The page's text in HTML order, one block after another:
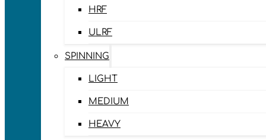
HRF
ULRF
SPINNING
LIGHT
MEDIUM
HEAVY